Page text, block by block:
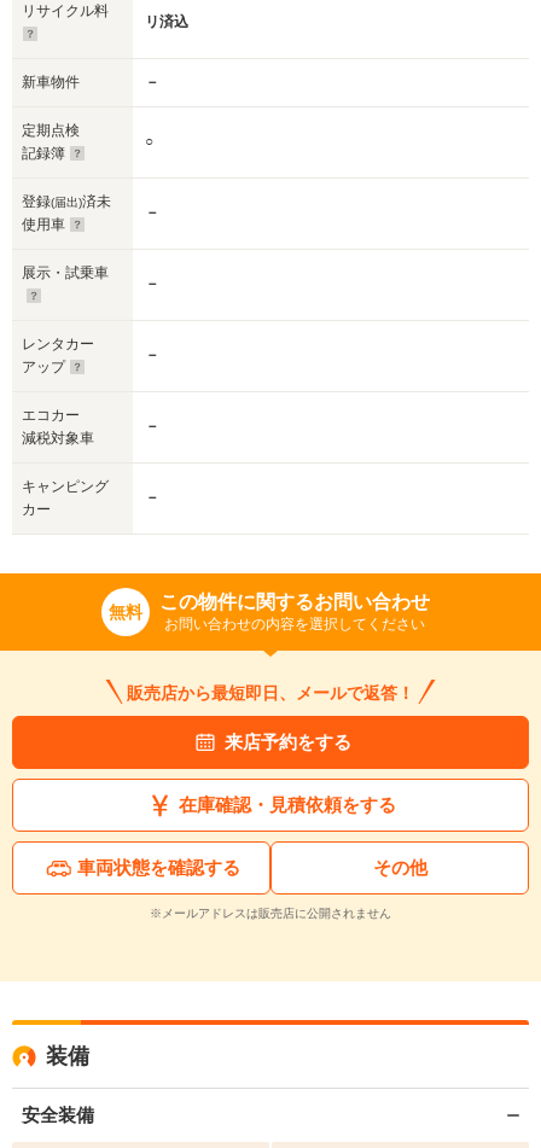
リサイクル料
リ済込
新車物件 －
定期点検
記録簿
○
登録(届出)済未
使用車
－
展示・試乗車
－
レンタカー
アップ
－
エコカー
減税対象車
－
キャンピング
カー
－
無料 この物件に関するお問い合わせ
お問い合わせの内容を選択してください
販売店から最短即日、メールで返答！
来店予約をする
在庫確認・見積依頼をする
車両状態を確認する その他
※メールアドレスは販売店に公開されません
装備
安全装備